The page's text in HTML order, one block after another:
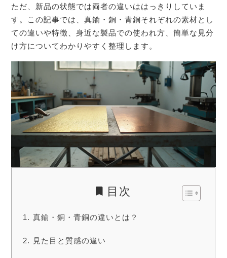
ただ、新品の状態では両者の違いははっきりしていま
す。この記事では、真鍮・銅・青銅それぞれの素材とし
ての違いや特徴、身近な製品での使われ方、簡単な見分
け方についてわかりやすく整理します。
目次
真鍮・銅・青銅の違いとは？
見た目と質感の違い